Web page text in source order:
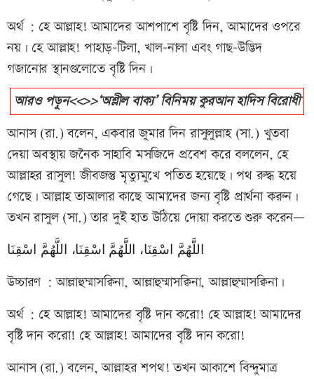
অর্থ : হে আল্লাহ! আমাদের আশপাশে বৃষ্টি দিন, আমাদের ওপরে
নয়। হে আল্লাহ! পাহাড়-টিলা, খাল-নালা এবং গাছ-উদ্ভিদ
গজানোর স্থানগুলোতে বৃষ্টি দিন।
আরও পড়ুন<<>>‘অশ্লীল বাক্য’ বিনিময় কুরআন হাদিস বিরোধী
আনাস (রা.) বলেন, একবার জুমার দিন রাসুলুল্লাহ (সা.) খুতবা
দেয়া অবস্থায় জনৈক সাহাবি মসজিদে প্রবেশ করে বললেন, হে
আল্লাহর রাসুল! জীবজন্তু মৃত্যুমুখে পতিত হয়েছে। পথ রুদ্ধ হয়ে
গেছে। আল্লাহ তাআলার কাছে আমাদের জন্য বৃষ্টি প্রার্থনা করুন।
তখন রাসুল (সা.) তার দুই হাত উঠিয়ে দোয়া করতে শুরু করেন—
اللَّهُمَّ اسْقِنَا، اللَّهُمَّ اسْقِنَا، اللَّهُمَّ اسْقِنَا
উচ্চারণ : আল্লাহুম্মাসক্বিনা, আল্লাহুম্মাসক্বিনা, আল্লাহুম্মাসক্বিনা।
অর্থ : হে আল্লাহ! আমাদের বৃষ্টি দান করো! হে আল্লাহ! আমাদের
বৃষ্টি দান করো! হে আল্লাহ! আমাদের বৃষ্টি দান করো!
আনাস (রা.) বলেন, আল্লাহর শপথ! তখন আকাশে বিন্দুমাত্র